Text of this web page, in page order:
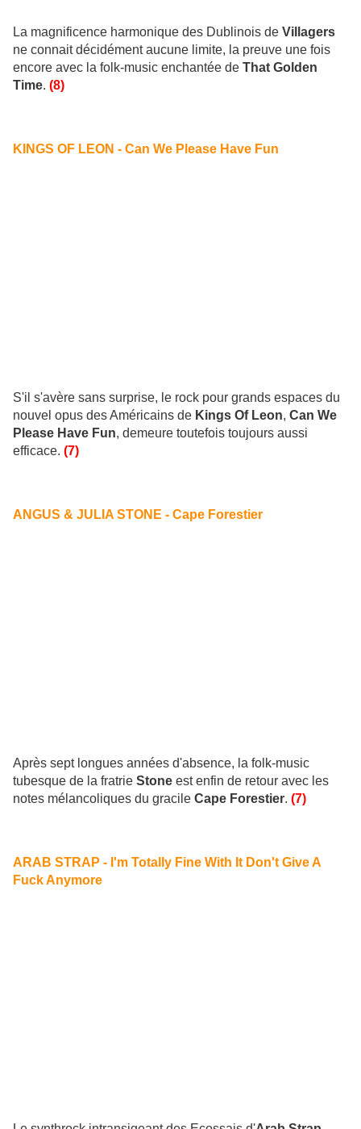
La magnificence harmonique des Dublinois de Villagers
ne connait décidément aucune limite, la preuve une fois
encore avec la folk-music enchantée de That Golden
Time. (8)
KINGS OF LEON - Can We Please Have Fun
S'il s'avère sans surprise, le rock pour grands espaces du
nouvel opus des Américains de Kings Of Leon, Can We
Please Have Fun, demeure toutefois toujours aussi
efficace. (7)
ANGUS & JULIA STONE - Cape Forestier
Après sept longues années d'absence, la folk-music
tubesque de la fratrie Stone est enfin de retour avec les
notes mélancoliques du gracile Cape Forestier. (7)
ARAB STRAP - I'm Totally Fine With It Don't Give A
Fuck Anymore